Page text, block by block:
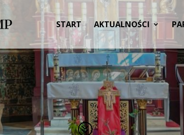
START AKTUALNOŚCI
?